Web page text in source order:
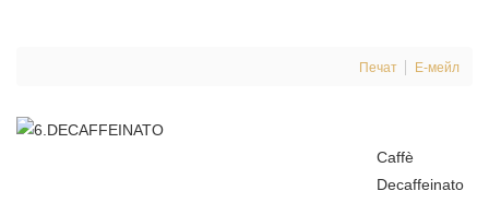
Печат Е-мейл
Caffè
Decaffeinato